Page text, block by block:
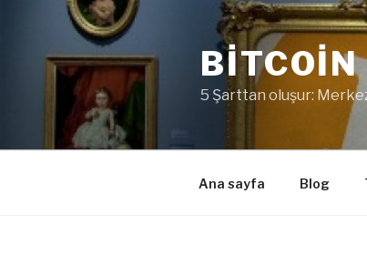
BITCOIN
5 Şarttan oluşur:
Ana sayfa Blog